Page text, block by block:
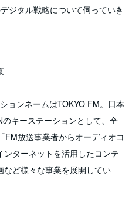
ジタル戦略について伺っていき
ョンネームはTOKYO FM。日本
キーステーションとして、全
FM放送事業者からオーディオコ
ターネットを活用したコンテ
など様々な事業を展開してい